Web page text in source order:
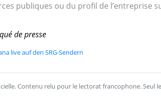
publiques ou du profil de l’entreprise
de presse
live auf den SRG-Sendern
Contenu relu pour le lectorat francophone. Seul le